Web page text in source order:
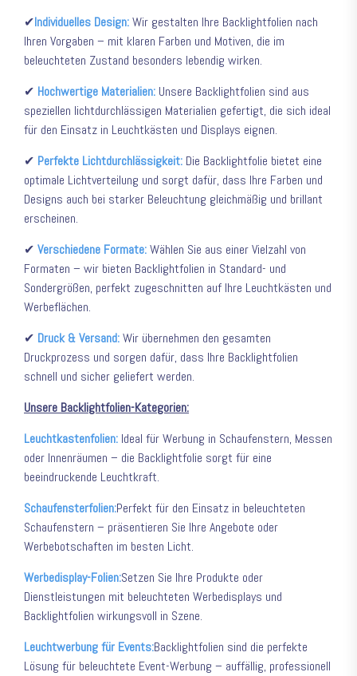
✔Individuelles Design:Wir gestalten Ihre Backlightfolien nach
Ihren Vorgaben – mit klaren Farben und Motiven, die im
beleuchteten Zustand besonders lebendig wirken.
✔ Hochwertige Materialien: Unsere Backlightfolien sind aus
speziellen lichtdurchlässigen Materialien gefertigt, die sich ideal
für den Einsatz in Leuchtkästen und Displays eignen.
✔ Perfekte Lichtdurchlässigkeit: Die Backlightfolie bietet eine
optimale Lichtverteilung und sorgt dafür, dass Ihre Farben und
Designs auch bei starker Beleuchtung gleichmäßig und brillant
erscheinen.
✔ Verschiedene Formate:Wählen Sie aus einer Vielzahl von
Formaten – wir bieten Backlightfolien in Standard- und
Sondergrößen, perfekt zugeschnitten auf Ihre Leuchtkästen und
Werbeflächen.
✔ Druck & Versand:Wir übernehmen den gesamten
Druckprozess und sorgen dafür, dass Ihre Backlightfolien
schnell und sicher geliefert werden.
Unsere Backlightfolien-Kategorien:
Leuchtkastenfolien: Ideal für Werbung in Schaufenstern, Messen
oder Innenräumen – die Backlightfolie sorgt für eine
beeindruckende Leuchtkraft.
Schaufensterfolien:Perfekt für den Einsatz in beleuchteten
Schaufenstern – präsentieren Sie Ihre Angebote oder
Werbebotschaften im besten Licht.
Werbedisplay-Folien:Setzen Sie Ihre Produkte oder
Dienstleistungen mit beleuchteten Werbedisplays und
Backlightfolien wirkungsvoll in Szene.
Leuchtwerbung für Events:Backlightfolien sind die perfekte
Lösung für beleuchtete Event-Werbung – auffällig, professionell